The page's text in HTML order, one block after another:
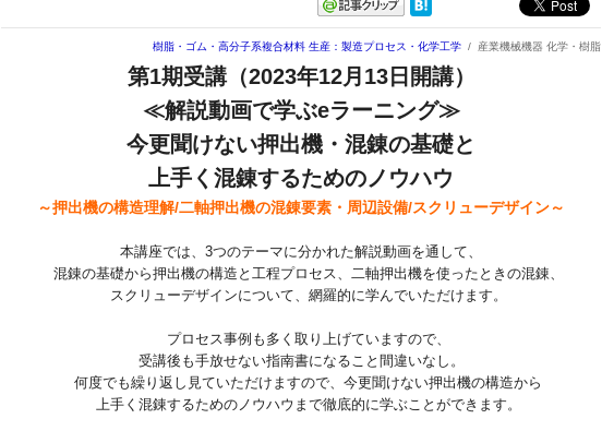
樹脂・ゴム・高分子系複合材料 生産：製造プロセス・化学工学 / 産業機械機器 化学・樹脂
第1期受講（2023年12月13日開講）
≪解説動画で学ぶeラーニング≫
今更聞けない押出機・混錬の基礎と
上手く混錬するためのノウハウ
～押出機の構造理解/二軸押出機の混錬要素・周辺設備/スクリューデザイン～
本講座では、3つのテーマに分かれた解説動画を通して、
混錬の基礎から押出機の構造と工程プロセス、二軸押出機を使ったときの混錬、
スクリューデザインについて、網羅的に学んでいただけます。
プロセス事例も多く取り上げていますので、
受講後も手放せない指南書になること間違いなし。
何度でも繰り返し見ていただけますので、今更聞けない押出機の構造から
上手く混錬するためのノウハウまで徹底的に学ぶことができます。